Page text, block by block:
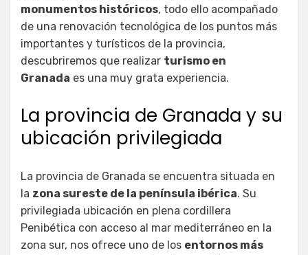
monumentos históricos, todo ello acompañado
de una renovación tecnológica de los puntos más
importantes y turísticos de la provincia,
descubriremos que realizar turismo en
Granada es una muy grata experiencia.
La provincia de Granada y su
ubicación privilegiada
La provincia de Granada se encuentra situada en
la zona sureste de la península ibérica. Su
privilegiada ubicación en plena cordillera
Penibética con acceso al mar mediterráneo en la
zona sur, nos ofrece uno de los entornos más